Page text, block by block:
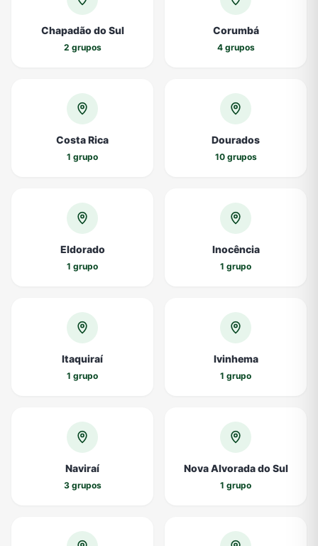
Chapadão do Sul
2 grupos
Corumbá
4 grupos
Costa Rica
1 grupo
Dourados
10 grupos
Eldorado
1 grupo
Inocência
1 grupo
Itaquiraí
1 grupo
Ivinhema
1 grupo
Naviraí
3 grupos
Nova Alvorada do Sul
1 grupo